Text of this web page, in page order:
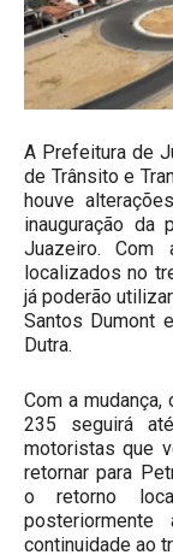
A Prefeitura de
de Trânsito e
houve
inauguração da
Juazeiro.
localizados no
já poderão
Santos Dumont
Dutra.
Com a
235 seguirá
motoristas que
retornar para
o retorno
continuidade ao